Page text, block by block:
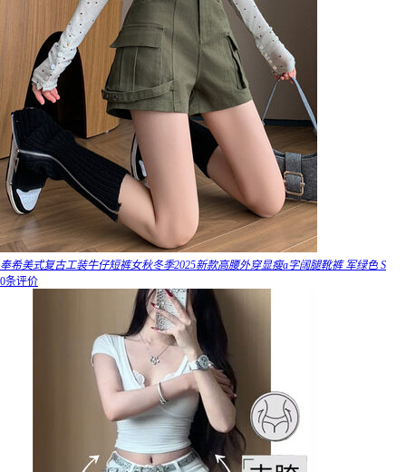
奉希美式复古工装牛仔短裤女秋冬季2025新款高腰外穿显瘦a字阔腿靴裤 军绿色 S
0条评价